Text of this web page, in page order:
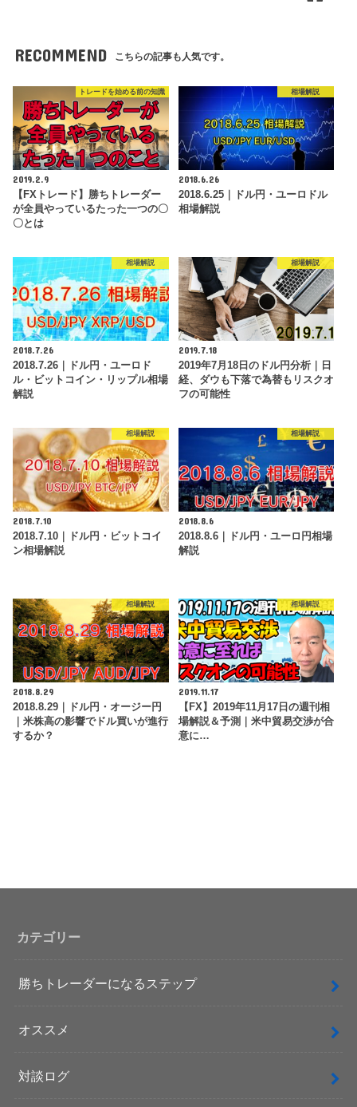
RECOMMEND こちらの記事も人気です。
トレードを始める前の知識
2019.2.9
【FXトレード】勝ちトレーダー
が全員やっているたった一つの〇
〇とは
相場解説
2018.6.26
2018.6.25｜ドル円・ユーロドル
相場解説
相場解説
2018.7.26
2018.7.26｜ドル円・ユーロド
ル・ビットコイン・リップル相場
解説
相場解説
2019.7.18
2019年7月18日のドル円分析｜日
経、ダウも下落で為替もリスクオ
フの可能性
相場解説
2018.7.10
2018.7.10｜ドル円・ビットコイ
ン相場解説
相場解説
2018.8.6
2018.8.6｜ドル円・ユーロ円相場
解説
相場解説
2018.8.29
2018.8.29｜ドル円・オージー円
｜米株高の影響でドル買いが進行
するか？
相場解説
2019.11.17
【FX】2019年11月17日の週刊相
場解説＆予測｜米中貿易交渉が合
意に…
カテゴリー
勝ちトレーダーになるステップ
オススメ
対談ログ